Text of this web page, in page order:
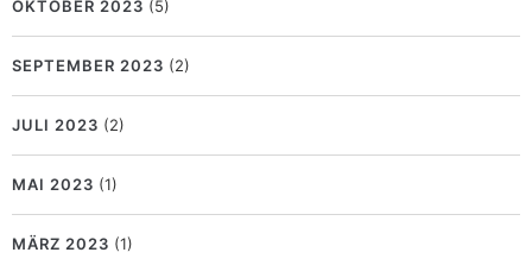
OKTOBER 2023 (5)
SEPTEMBER 2023 (2)
JULI 2023 (2)
MAI 2023 (1)
MÄRZ 2023 (1)